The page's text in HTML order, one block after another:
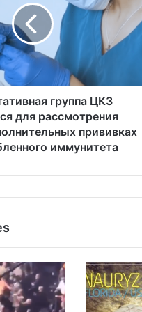
группа ЦКЗ
для рассмотрения
прививках
иммунитета